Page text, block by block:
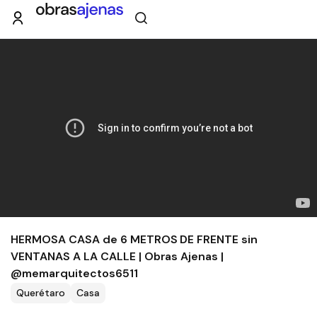
HERMOSA CASA de 6 METROS DE FRENTE sin
VENTANAS A LA CALLE | Obras Ajenas |
@memarquitectos6511
Querétaro Casa